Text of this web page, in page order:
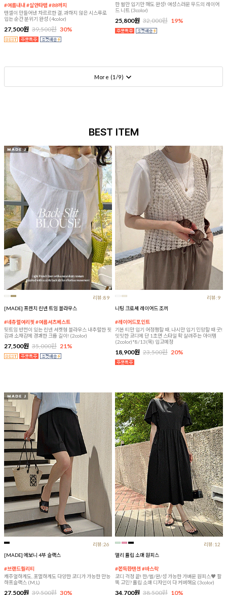
#여름내내 #살안타템 #88까지
텐셀이 만들어낸 차르르한 결, 과하지 않은 시스루로
입는 순간 분위기 완성 (4color)
27,500원 39,500원 30%
한 벌만 입기만 해도 완성! 여성스러운 무드의 레이어
드 니트 (3color)
25,800원 32,000원 19%
More (1 /9)
BEST ITEM
리뷰:89
[MADE] 프렌치 린넨 트임 블라우스
#네츄럴여리핏 #여름셔츠베스트
뒷트임 반전이 있는 린넨 셔켓형 블라우스 내추럴한 핏
감과 소재감에 경쾌한 크롭 길이! (2color)
27,500원 35,000원 21%
리뷰:9
니팅 크로셰 레이어드 조끼
#레이어드포인트
기본 티만 입기 어정쩡할 때, 나시만 입기 민망할 때 굿!
밋밋한 코디에 단 1초면 스타일 확 살려주는 아이템
(2color)*8/13(목) 입고예정
18,900원 23,500원 20%
리뷰:26
[MADE] 에보니 4부 슬랙스
#브랜드퀄리티
캐주얼하게도, 포멀하게도 다양한 코디가 가능한 만능
하프슬랙스 (M,L)
27,500원 39,500원 30%
리뷰:12
앨리 튤립 소매 원피스
#쫀득한텐션 #바스락
코디 걱정 끝! 한/벌/완/성 가능한 가벼운 원피스♥ 팔
뚝 고민? 튤립 소매 디자인이 다 커버해요 (3color)
34,700원 38,500원 10%